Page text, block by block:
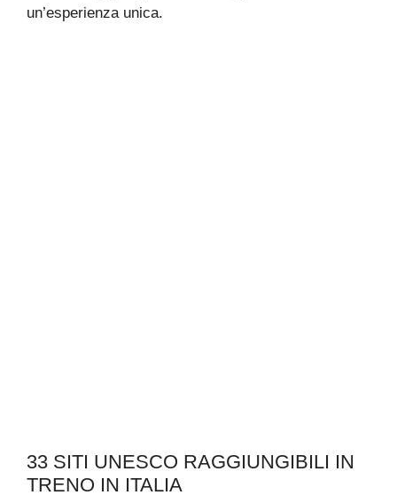
un’esperienza unica.
33 SITI UNESCO RAGGIUNGIBILI IN
TRENO IN ITALIA